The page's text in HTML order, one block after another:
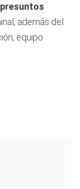
además del
equipo